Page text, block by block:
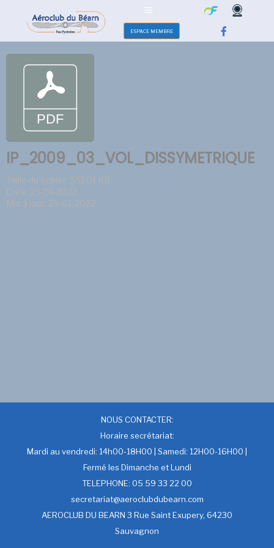
ESPACE MEMBRE
IP_2009_03_VOL_DISSYMETRIQUE
Taille du fichier: 551.01 KB
Créé: 29-01-2022
Mis à jour: 29-01-2022
NOUS CONTACTER:
Horaire secrétariat:
Mardi au vendredi: 14h00-18H00 | Samedi: 12H00-16H00 |
Fermé les Dimanche et Lundi
TELEPHONE: 05 59 33 22 00
secretariat@aeroclubdubearn.com
AEROCLUB DU BEARN 3 Rue Saint Exupery, 64230
Sauvagnon